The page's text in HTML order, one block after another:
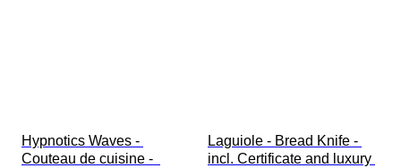
Hypnotics Waves -
Couteau de cuisine -
Laguiole - Bread Knife -
incl. Certificate and luxury